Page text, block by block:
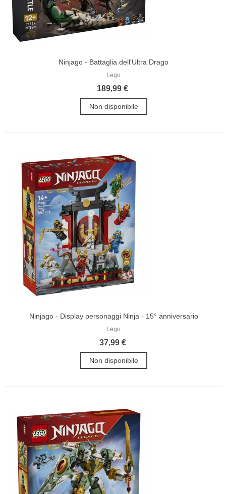
Ninjago - Battaglia dell'Ultra Drago
Lego
189,99 €
Non disponibile
Ninjago - Display personaggi Ninja - 15° anniversario
Lego
37,99 €
Non disponibile